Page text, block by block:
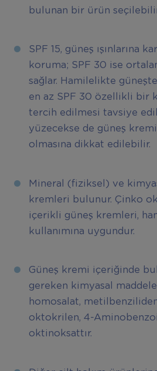
bulunan bir ürün
SPF 15, güneş ışınlarına
koruma; SPF 30 ise
sağlar. Hamilelikte
en az SPF 30 özellikli bir
tercih edilmesi tavsiye
yüzecekse de güneş
olmasına dikkat edilebilir.
Mineral (fiziksel) ve
kremleri bulunur. Çinko
içerikli güneş kremleri,
kullanımına uygundur.
Güneş kremi içeriğinde
gereken kimyasal
homosalat,
oktokrilen, 4-
oktinoksattır.